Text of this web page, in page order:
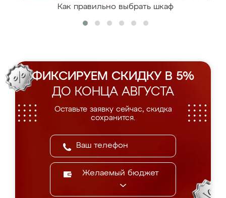
Как правильно выбрать шкаф
ФИКСИРУЕМ СКИДКУ В 5%
ДО КОНЦА АВГУСТА
Оставьте заявку сейчас, скидка
сохранится.
Желаемый бюджет